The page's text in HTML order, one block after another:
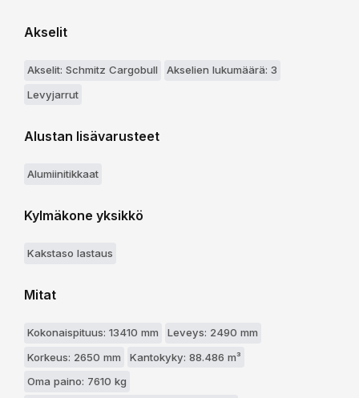
Akselit
Akselit: Schmitz Cargobull
Akselien lukumäärä: 3
Levyjarrut
Alustan lisävarusteet
Alumiinitikkaat
Kylmäkone yksikkö
Kakstaso lastaus
Mitat
Kokonaispituus: 13410 mm
Leveys: 2490 mm
Korkeus: 2650 mm
Kantokyky: 88.486 m³
Oma paino: 7610 kg